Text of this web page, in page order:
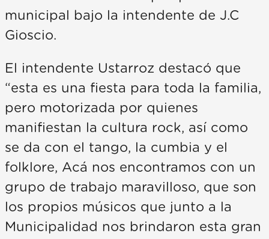
municipal bajo la intendente de J.C
Gioscio.
El intendente Ustarroz destacó que
“esta es una fiesta para toda la familia,
pero motorizada por quienes
manifiestan la cultura rock, así como
se da con el tango, la cumbia y el
folklore, Acá nos encontramos con un
grupo de trabajo maravilloso, que son
los propios músicos que junto a la
Municipalidad nos brindaron esta gran